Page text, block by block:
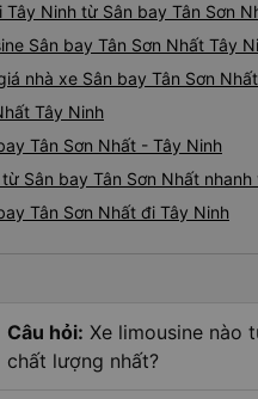
Ninh từ Sân bay Tân Sơn
Sân bay Tân Sơn Nhất Tây
nhà xe Sân bay Tân Sơn
Tây Ninh
Tân Sơn Nhất - Tây Ninh
Sân bay Tân Sơn Nhất
Tân Sơn Nhất đi Tây Ninh
Câu hỏi: Xe limousine nào
chất lượng nhất?